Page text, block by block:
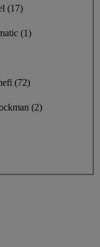
(17)
(1)
(72)
(2)